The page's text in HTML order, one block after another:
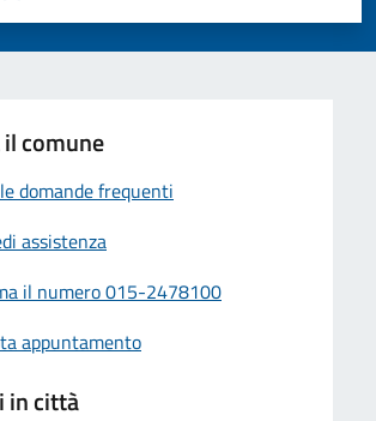
5 stelle su 5
4 stelle su 5
su 5
su 5
5
comune
domande frequenti
assistenza
il numero 015-2478100
appuntamento
in città